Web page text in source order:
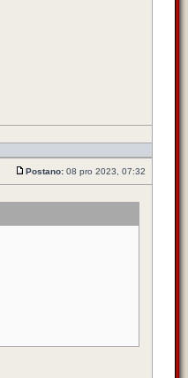
Postano: 08 pro 2023, 07:32